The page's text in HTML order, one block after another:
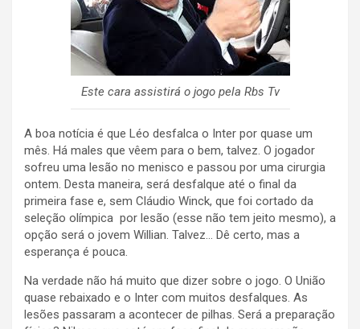
Este cara assistirá o jogo pela Rbs Tv
A boa notícia é que Léo desfalca o Inter por quase um
mês. Há males que vêem para o bem, talvez. O jogador
sofreu uma lesão no menisco e passou por uma cirurgia
ontem. Desta maneira, será desfalque até o final da
primeira fase e, sem Cláudio Winck, que foi cortado da
seleção olímpica por lesão (esse não tem jeito mesmo), a
opção será o jovem Willian. Talvez… Dê certo, mas a
esperança é pouca.
Na verdade não há muito que dizer sobre o jogo. O União
quase rebaixado e o Inter com muitos desfalques. As
lesões passaram a acontecer de pilhas. Será a preparação